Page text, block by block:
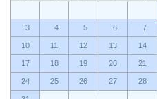
3 4 5 6 7
10 11 12 13 14
17 18 19 20 21
24 25 26 27 28